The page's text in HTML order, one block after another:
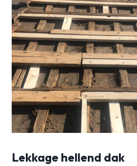
Lekkage hellend dak